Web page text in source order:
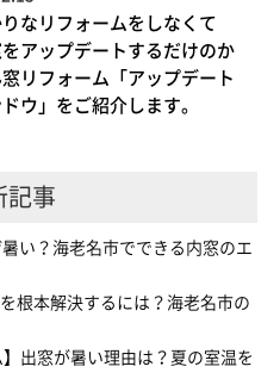
なリフォームをしなくて
アップデートするだけのか
リフォーム「アップデート
ウ」をご紹介します。
記事
い？海老名市でできる内窓のエ
根本解決するには？海老名市の
】出窓が暑い理由は？夏の室温を